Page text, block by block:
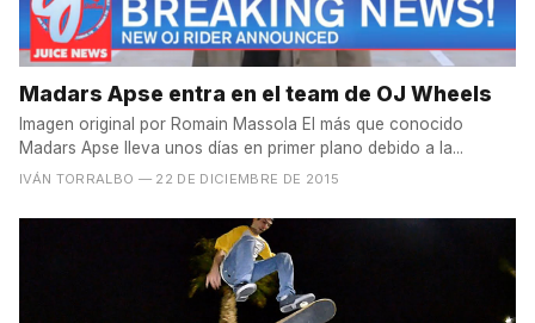
Madars Apse entra en el team de OJ Wheels
Imagen original por Romain Massola El más que conocido
Madars Apse lleva unos días en primer plano debido a la...
IVÁN TORRALBO — 22 DE DICIEMBRE DE 2015